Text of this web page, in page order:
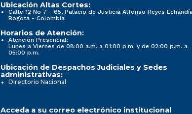
Ubicación Altas Cortes:
Calle 12 No 7 - 65, Palacio de Justicia Alfonso Reyes
Bogotá - Colombia
Horarios de Atención:
Atención Presencial:
Lunes a Viernes de 08:00 a.m. a 01:00 p.m. y de 02:00 p.m. a
05:00 p.m.
Ubicación de Despachos Judiciales y Sedes
administrativas:
Directorio Nacional
Acceda a su correo electrónico institucional